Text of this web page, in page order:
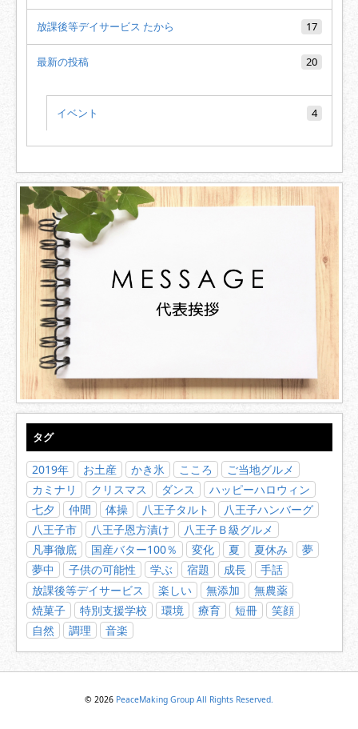
放課後等デイサービス たから 17
最新の投稿 20
イベント 4
タグ
2019年 お土産 かき氷 こころ
ご当地グルメ
カミナリ
クリスマス ダンス
ハッピーハロウィン
七夕
仲間 体操 八王子タルト
八王子ハンバーグ
八王子市
八王子恩方漬け
八王子Ｂ級グルメ
凡事徹底
国産バター100％ 変化 夏 夏休み
夢
夢中
子供の可能性 学ぶ 宿題 成長
手話
放課後等デイサービス
楽しい 無添加
無農薬
焼菓子
特別支援学校 環境 療育 短冊
笑顔
自然
調理 音楽
© 2026 PeaceMaking Group All Rights Reserved.